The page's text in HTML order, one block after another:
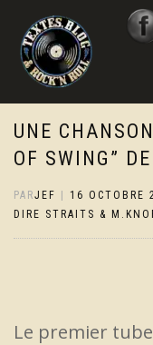
UNE
OF SWING”
PARJEF 16 OCTOBRE
DIRE STRAITS &
Le premier